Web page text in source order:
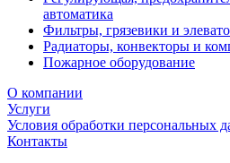
автоматика
Фильтры, грязевики и
Радиаторы, конвекторы и
Пожарное оборудование
О компании
Услуги
Условия обработки персональных
Контакты